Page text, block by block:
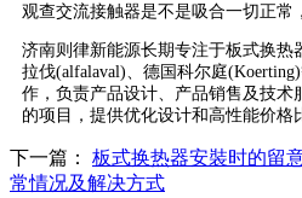
观查交流接触器是不是吸合一切正常
济南则律新能源长期专注于板式换热
拉伐(alfalaval)、德国科尔庭
作，负责产品设计、产品销售及技术
的项目，提供优化设计和高性能价格
下一篇： 板式换热器安裝时的留
常情况及解决方式